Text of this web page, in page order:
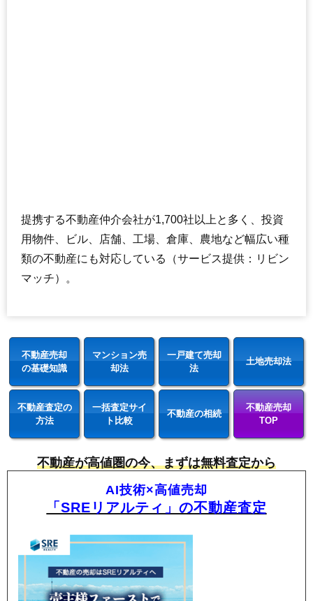
提携する不動産仲介会社が1,700社以上と多く、投資
用物件、ビル、店舗、工場、倉庫、農地など幅広い種
類の不動産にも対応している（サービス提供：リビン
マッチ）。
不動産売却
の基礎知識
マンション売
却法
一戸建て売却
法
土地売却法
不動産査定の
方法
一括査定サイ
ト比較
不動産の相続
不動産売却
TOP
不動産が高値圏の今、まずは無料査定から
AI技術×高値売却
「SREリアルティ」の不動産査定